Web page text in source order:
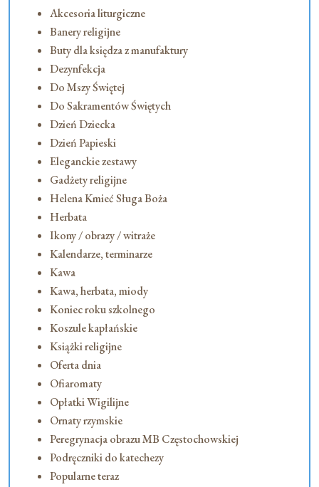
Akcesoria liturgiczne
Banery religijne
Buty dla księdza z manufaktury
Dezynfekcja
Do Mszy Świętej
Do Sakramentów Świętych
Dzień Dziecka
Dzień Papieski
Eleganckie zestawy
Gadżety religijne
Helena Kmieć Sługa Boża
Herbata
Ikony / obrazy / witraże
Kalendarze, terminarze
Kawa
Kawa, herbata, miody
Koniec roku szkolnego
Koszule kapłańskie
Książki religijne
Oferta dnia
Ofiaromaty
Opłatki Wigilijne
Ornaty rzymskie
Peregrynacja obrazu MB Częstochowskiej
Podręczniki do katechezy
Popularne teraz